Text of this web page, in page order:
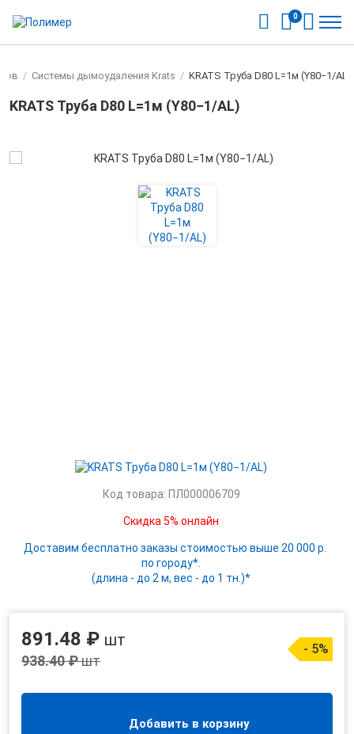
0
/ Системы дымоудаления Krats / KRATS Труба D80 L=1м (Y80−1/AL)
KRATS Труба D80 L=1м (Y80−1/AL)
Код товара: ПЛ000006709
Скидка 5% онлайн
Доставим бесплатно заказы стоимостью выше 20 000 р.
по городу*.
(длина - до 2 м, вес - до 1 тн.)*
891.48 ₽ шт
938.40 ₽шт
- 5%
Добавить в корзину